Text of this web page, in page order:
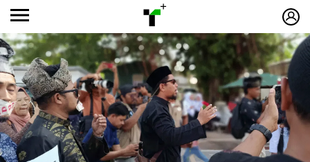
-ก